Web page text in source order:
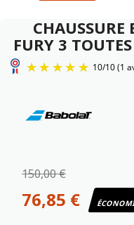
CHAUSSURE
FURY 3
150,00 €
76,85 €